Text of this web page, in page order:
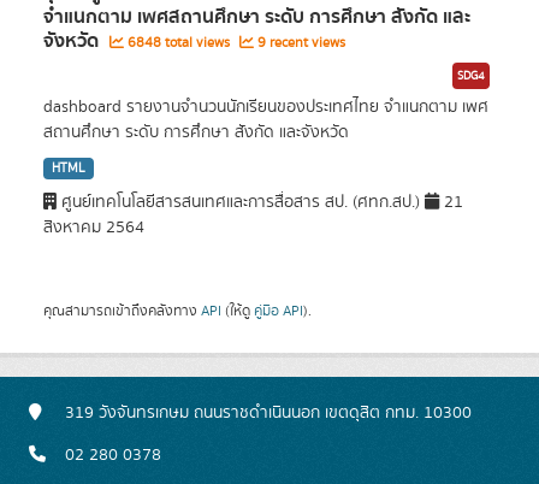
จำแนกตาม เพศสถานศึกษา ระดับ การศึกษา สังกัด และ
จังหวัด 6848 total views 9 recent views
SDG4
dashboard รายงานจำนวนนักเรียนของประเทศไทย จำแนกตาม เพศ
สถานศึกษา ระดับ การศึกษา สังกัด และจังหวัด
HTML
ศูนย์เทคโนโลยีสารสนเทศและการสื่อสาร สป. (ศทก.สป.)
21
สิงหาคม 2564
คุณสามารถเข้าถึงคลังทาง API (ให้ดู คู่มือ API).
319 วังจันทรเกษม ถนนราชดำเนินนอก เขตดุสิต กทม. 10300
02 280 0378